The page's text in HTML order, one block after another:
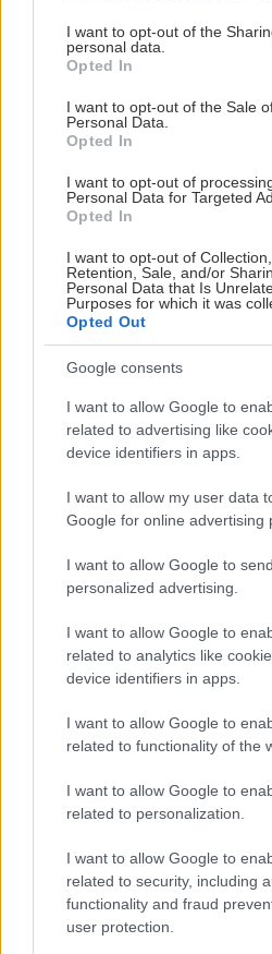
not limited to your visit or usage
grant or deny consent to Google
use your data for below specified
consent section.
I want to opt-out of the
personal data.
Opted In
I want to opt-out of the Sale
Personal Data.
Opted In
I want to opt-out of
Personal Data for Targeted
Opted In
I want to opt-out of Collection,
Retention, Sale, and/or
Personal Data that Is
Purposes for which it was
Opted Out
Google consents
I want to allow Google to
related to advertising like
device identifiers in apps.
I want to allow my user data
Google for online advertising
I want to allow Google to
personalized advertising.
I want to allow Google to
related to analytics like
device identifiers in apps.
I want to allow Google to
related to functionality of the
I want to allow Google to
related to personalization.
I want to allow Google to
related to security, including
functionality and fraud
user protection.
Nemusí to byť len
levanduľa! 7 fialových
krások, ktoré rozžiaria
vašu záhradu
CHALUPA
starú chalupu na
nepoznanie: Keď
vojdete dnu, zabudnete,